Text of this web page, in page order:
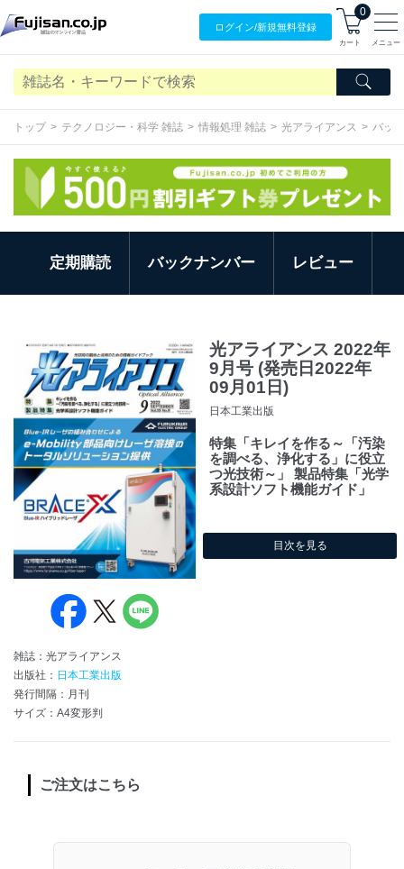
ログイン/新規無料登録
0
カート メニュー
トップ テクノロジー・科学 雑誌 情報処理 雑誌 光アライアンス バッ
定期購読 バックナンバー レビュー
雑誌：光アライアンス
出版社： 日本工業出版
発行間隔：月刊
サイズ：A4変形判
光アライアンス 2022年
9月号 (発売日2022年
09月01日)
日本工業出版
特集「キレイを作る～「汚染
を調べる、浄化する」に役立
つ光技術～」 製品特集「光学
系設計ソフト機能ガイド」
目次を見る
ご注文はこちら